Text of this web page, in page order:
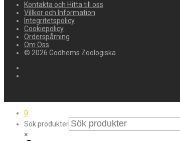
Kontakta och Hitta till oss
Villkor och Information
Integritetspolicy
Cookiepolicy
Orderspårning
Om Oss
© 2026 Godhems Zoologiska
0
Sök produkter
×